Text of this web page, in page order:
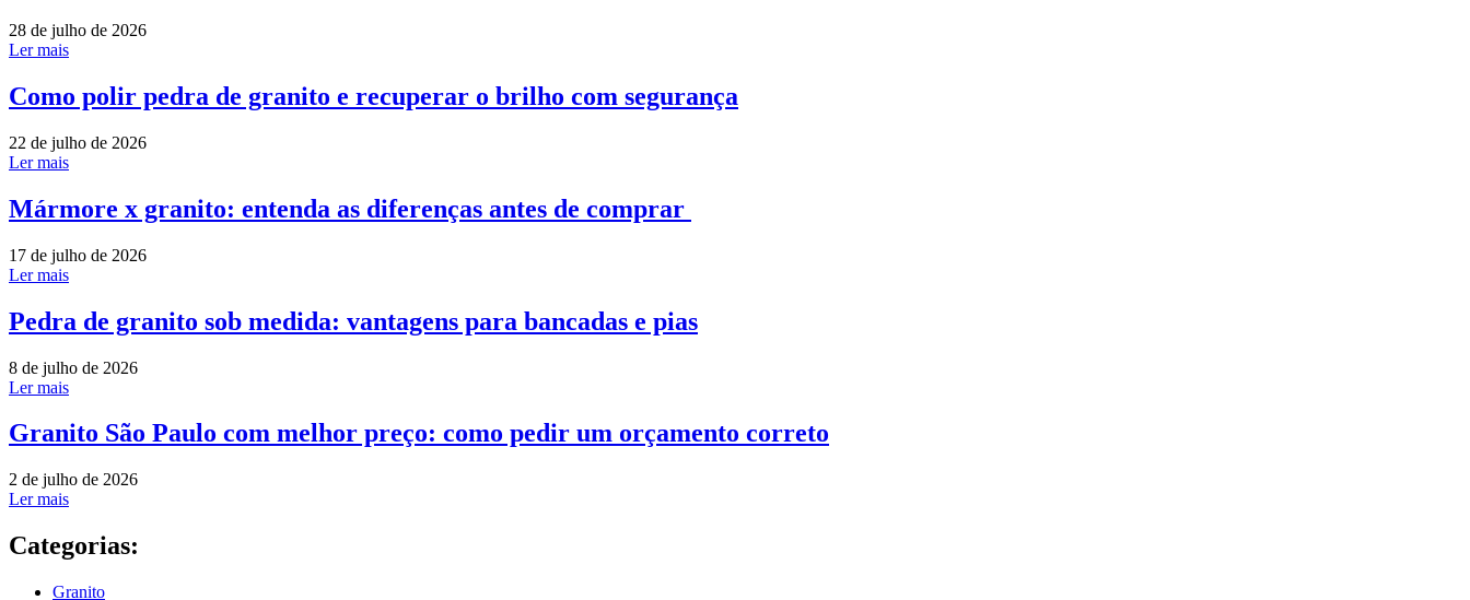
28 de julho de 2026
Ler mais
Como polir pedra de granito e recuperar o brilho com segurança
22 de julho de 2026
Ler mais
Mármore x granito: entenda as diferenças antes de comprar
17 de julho de 2026
Ler mais
Pedra de granito sob medida: vantagens para bancadas e pias
8 de julho de 2026
Ler mais
Granito São Paulo com melhor preço: como pedir um orçamento correto
2 de julho de 2026
Ler mais
Categorias:
Granito